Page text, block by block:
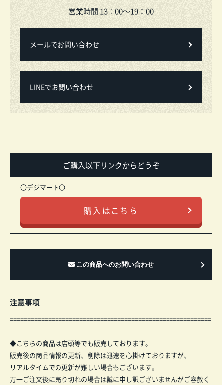
営業時間 13：00～19：00
メールでお問い合わせ
LINEでお問い合わせ
ご購入以下リンクからどうぞ
〇デジマート〇
購入はこちら
注意事項
==========================================================
◆こちらの商品は店頭等でも販売しております。
販売後の商品情報の更新、削除は迅速を心掛けておりますが、
リアルタイムでの更新が難しい場合もございます。
万一ご注文後に売り切れの場合は誠に申し訳ございませんがご容赦く